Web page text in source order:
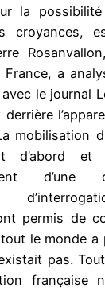
la
croyances,
France, a
avec le journal
mobilisation
d’abord et
d’une
permis de
tout le monde a
pas.
française